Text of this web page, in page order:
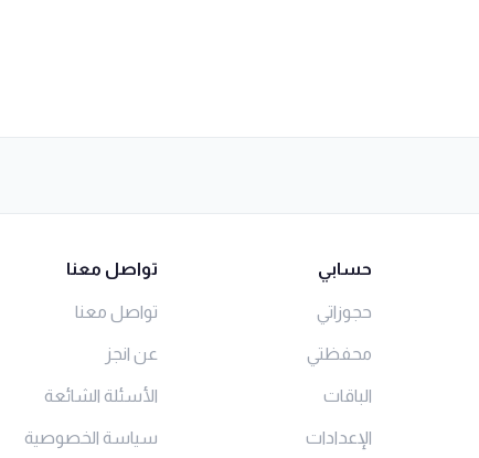
حسابي
حجوزاتي
محفظتي
الباقات
الإعدادات
تواصل معنا
تواصل معنا
عن انجز
الأسئلة الشائعة
سياسة الخصوصية